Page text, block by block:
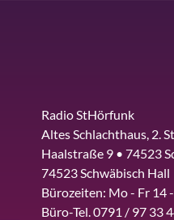
Radio StHörfunk
Altes Schlachthaus, 2.
Haalstraße 9 • 74523
74523 Schwäbisch Hall
Bürozeiten: Mo - Fr 14
Büro-Tel. 0791 / 97 33